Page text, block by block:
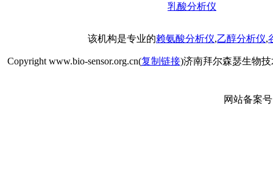
乳酸分析仪
该机构是专业的赖氨酸分析仪,乙醇分析仪,
Copyright www.bio-sensor.org.cn(复制链接)济南拜尔森瑟生物
网站备案